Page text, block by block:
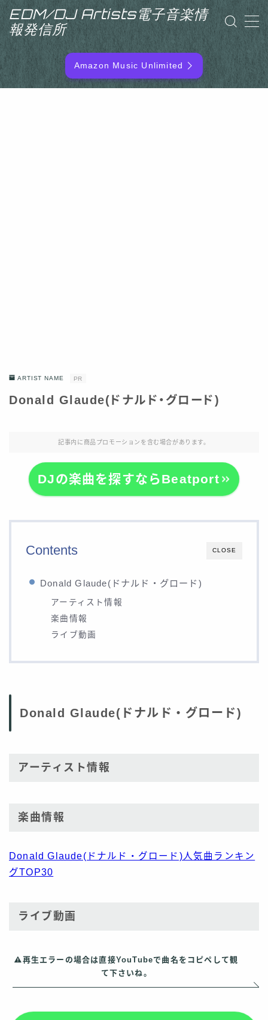
EDM/DJ Artists電子音楽情
報発信所
MENU
EDM/DJ/PD ARTIST
Amazon Music Unlimited
ARTIST NAME PR
Donald Glaude(ドナルド・グロード)
記事内に商品プロモーションを含む場合があります。
DJの楽曲を探すならBeatport
CLOSE
Contents
Donald Glaude(ドナルド・グロード)
アーティスト情報
楽曲情報
ライブ動画
Donald Glaude(ドナルド・グロード)
アーティスト情報
楽曲情報
Donald Glaude(ドナルド・グロード)人気曲ランキン
グTOP30
ライブ動画
再生エラーの場合は直接YouTubeで曲名をコピペして観
て下さいね。